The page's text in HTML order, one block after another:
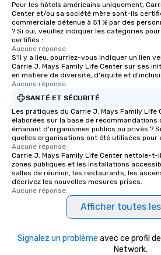
Pour les hôtels américains uniquement,
Center et/ou sa société mère sont-ils
commerciale détenue à 51 % par des
? Si oui, veuillez indiquer les catégories
certifiés :
Aucune réponse.
S'il y a lieu, pourriez-vous indiquer un lien
Carrie J. Mays Family Life Center sur ses
en matière de diversité, d'équité et
Aucune réponse.
SANTÉ ET SÉCURITÉ
Les pratiques du Carrie J. Mays Family Life
élaborées sur la base de
émanant d'organismes publics ou privés ?
quelles organisations ont été utilisées pour
Aucune réponse.
Carrie J. Mays Family Life Center nettoie-
zones publiques et les installations
salles de réunion, les restaurants, les
décrivez les nouvelles mesures prises.
Aucune réponse.
Afficher toutes les
Signalez un problème avec ce profil
Network.